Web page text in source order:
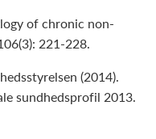
of chronic non-
221-228.
(2014).
sundhedsprofil 2013.